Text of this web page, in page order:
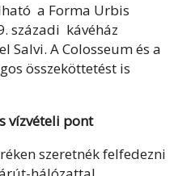
a Forma Urbis
századi kávéház
Salvi. A Colosseum és a
összeköttetést is
vízvételi pont
szeretnék felfedezni